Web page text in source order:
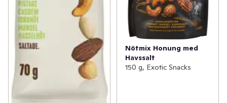
Nötmix Honung med
Havssalt
150 g, Exotic Snacks